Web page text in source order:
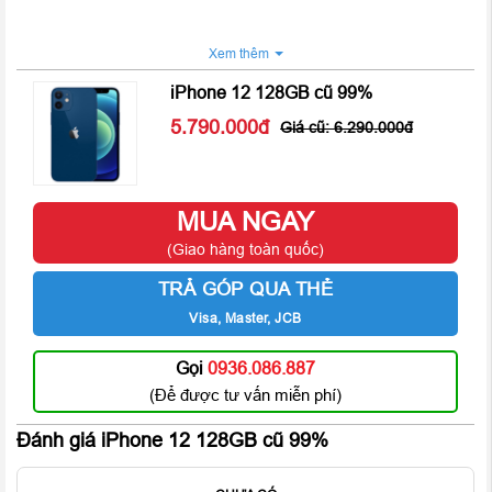
iPhone 12vẫn được Apple giữ lại thiết kế notch “tai
thỏ” quen thuộc nhưng đã được tinh chỉnh lại với kích cỡ nhỏ
gọn hơn nhằm tăng thêm tỷ lệ hiển thị trên màn hình. Màn hình
Xem thêm
iPhone 12 128GB cũ 99%
5.790.000 6.290.000
MUA NGAY
(Giao hàng toàn quốc)
TRẢ GÓP QUA THẺ
Visa, Master, JCB
Gọi 0936.086.887
(Để được tư vấn miễn phí)
Đánh giá iPhone 12 128GB cũ 99%